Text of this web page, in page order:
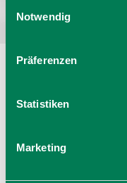
Cookies, wenn Sie
Notwendig
Präferenzen
Statistiken
Marketing